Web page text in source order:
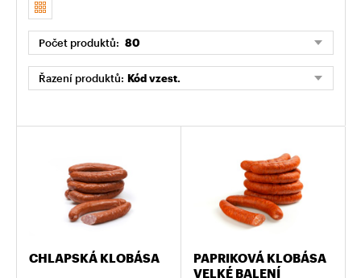
Počet produktů: 80
Řazení produktů: Kód vzest.
CHLAPSKÁ KLOBÁSA
PAPRIKOVÁ KLOBÁSA
VELKÉ BALENÍ